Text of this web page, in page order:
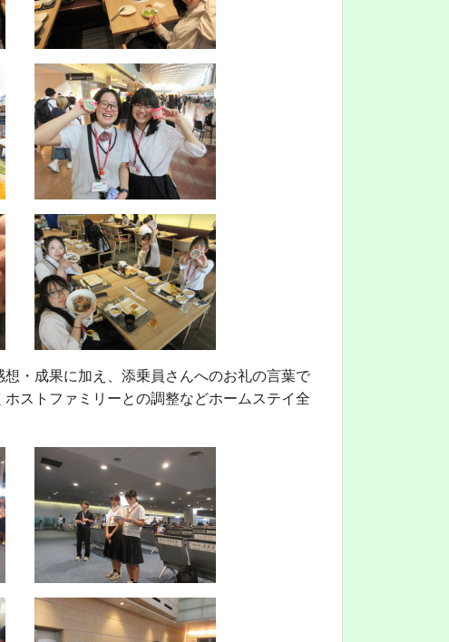
・成果に加え、添乗員さんへのお礼の言葉で
ストファミリーとの調整などホームステイ全